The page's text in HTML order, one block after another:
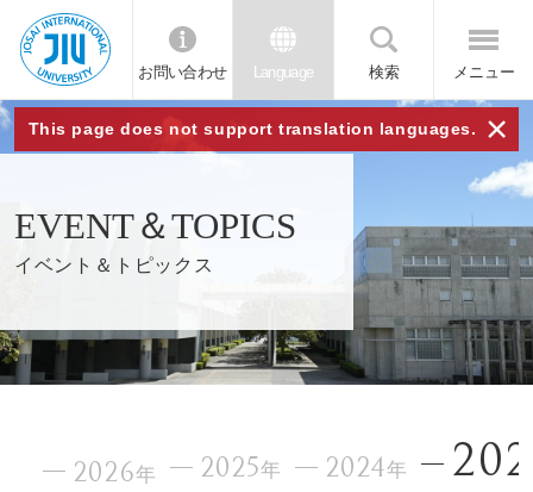
JIU
国際
大学
お問い合わせ Language 検索 メニュー
This page does not support translation languages. ×
EVENT＆TOPICS
イベント＆トピックス
2026年 2025年 2024年